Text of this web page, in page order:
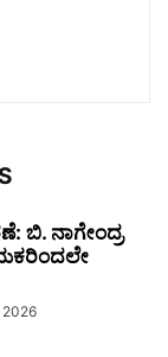
ಬಿ. ನಾಗೇಂದ್ರ
2026